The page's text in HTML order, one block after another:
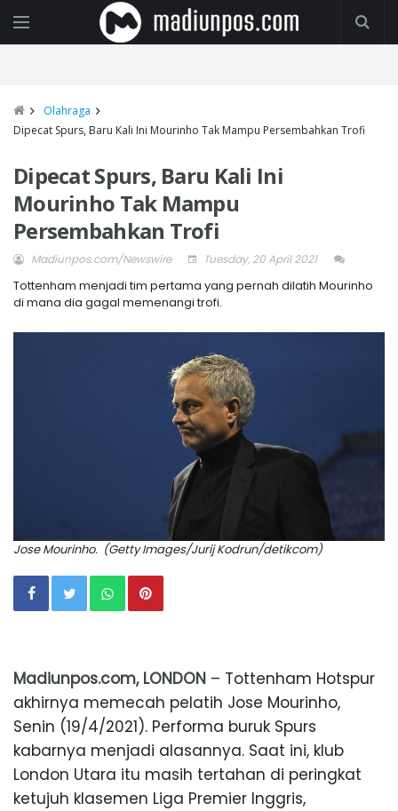
Olahraga
Dipecat Spurs, Baru Kali Ini Mourinho Tak Mampu Persembahkan Trofi
Dipecat Spurs, Baru Kali Ini
Mourinho Tak Mampu
Persembahkan Trofi
Madiunpos.com/Newswire Tuesday, 20 April 2021
Tottenham menjadi tim pertama yang pernah dilatih Mourinho
di mana dia gagal memenangi trofi.
Jose Mourinho. (Getty Images/Jurij Kodrun/detikcom)
Madiunpos.com, LONDON – Tottenham Hotspur
akhirnya memecah pelatih Jose Mourinho,
Senin (19/4/2021). Performa buruk Spurs
kabarnya menjadi alasannya. Saat ini, klub
London Utara itu masih tertahan di peringkat
ketujuh klasemen Liga Premier Inggris,